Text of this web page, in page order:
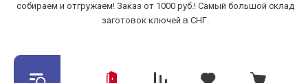
собираем и отгружаем! Заказ от 1000 руб.! Самый большой склад
заготовок ключей в СНГ.